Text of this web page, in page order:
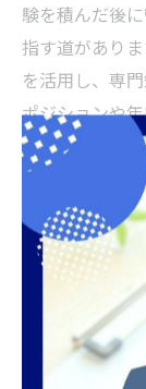
験を積んだ後
指す道があり
を活用し、専
ポジションや
注意点として
不可欠です。
進できた」と
ャリアパスが
人情報だけで
度も事前に確
転勤なし保